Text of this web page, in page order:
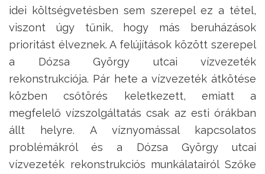
idei költségvetésben sem szerepel ez a tétel,
viszont úgy tűnik, hogy más beruházások
prioritást élveznek. A felújítások között szerepel
a Dózsa György utcai vízvezeték
rekonstrukciója. Pár hete a vízvezeték átkötése
közben csőtörés keletkezett, emiatt a
megfelelő vízszolgáltatás csak az esti órákban
állt helyre. A víznyomással kapcsolatos
problémákról és a Dózsa György utcai
vízvezeték rekonstrukciós munkálatairól Szőke